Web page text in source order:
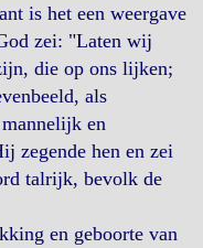
is het een weergave
zei: "Laten wij
die op ons lijken;
als
en
zegende hen en zei
talrijk, bevolk de
en geboorte van